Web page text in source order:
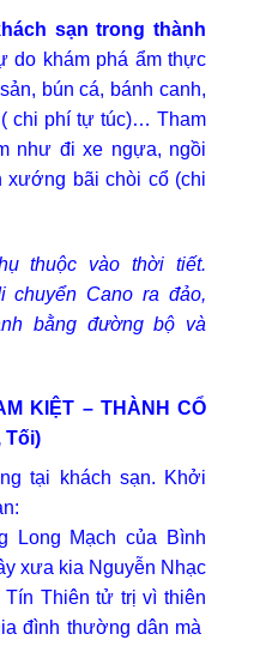
sạn trong thành
do khám phá ẩm thực
bún cá, bánh canh,
chi phí tự túc)… Tham
như đi xe ngựa, ngồi
xướng bãi chòi cổ (chi
thuộc vào thời tiết.
chuyển Cano ra đảo,
bằng đường bộ và
KIỆT – THÀNH CỔ
Tối)
tại khách sạn. Khởi
Long Mạch của Bình
xưa kia Nguyễn Nhạc
Thiên tử trị vì thiên
đình thường dân mà